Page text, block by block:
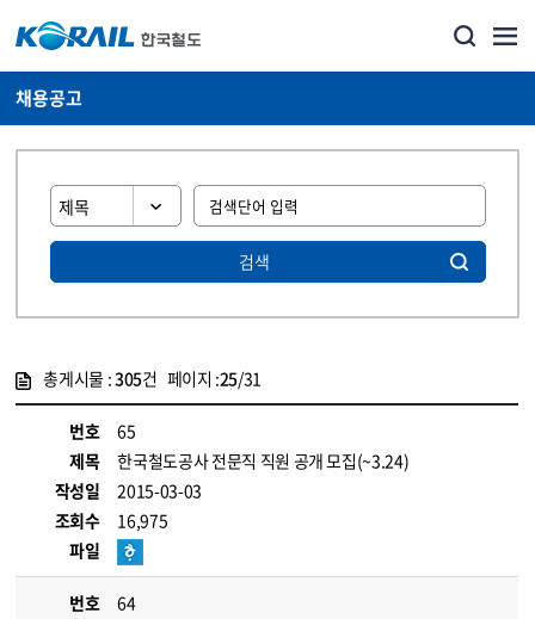
채용공고
검색
총게시물 :305건 페이지 :25/31
번호
65
제목
한국철도공사 전문직 직원 공개 모집(~3.24)
작성일
2015-03-03
조회수
16,975
파일
번호
64